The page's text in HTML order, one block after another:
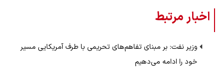
اخبار مرتبط
وزیر نفت: بر مبنای تفاهم‌های تحریمی با طرف آمریکایی مسیر
خود را ادامه می‌دهیم